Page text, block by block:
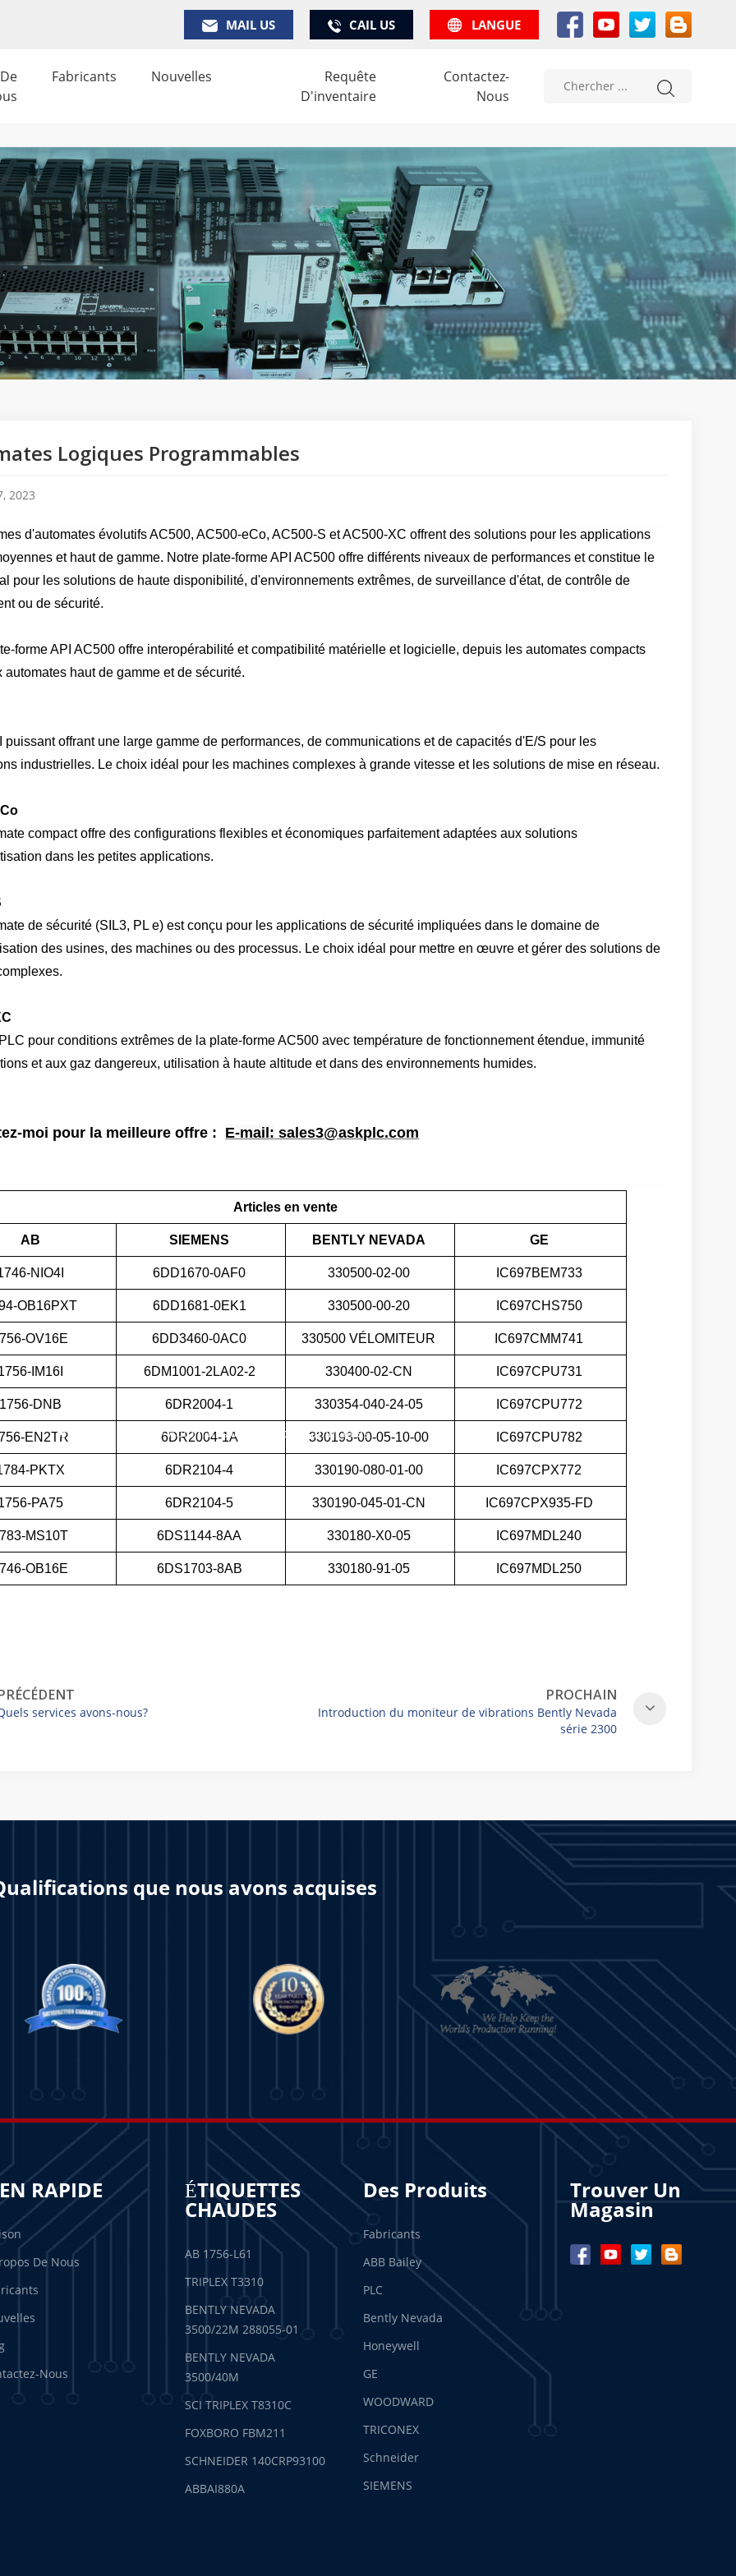
MAIL US CAIL US LANGUE
Fabricants Nouvelles
Requête
D'inventaire
Contactez-
Nous
/ Automates logiques programmables
Logiques Programmables
2023
d'automates évolutifs AC500, AC500-eCo, AC500-S et AC500-XC offrent des solutions pour les applications
et haut de gamme. Notre plate-forme API AC500 offre différents niveaux de performances et constitue le
pour les solutions de haute disponibilité, d'environnements extrêmes, de surveillance d'état, de contrôle de
ou de sécurité.
forme API AC500 offre interopérabilité et compatibilité matérielle et logicielle, depuis les automates compacts
automates haut de gamme et de sécurité.
puissant offrant une large gamme de performances, de communications et de capacités d'E/S pour les
industrielles. Le choix idéal pour les machines complexes à grande vitesse et les solutions de mise en réseau.
compact offre des configurations flexibles et économiques parfaitement adaptées aux solutions
dans les petites applications.
de sécurité (SIL3, PL e) est conçu pour les applications de sécurité impliquées dans le domaine de
des usines, des machines ou des processus. Le choix idéal pour mettre en œuvre et gérer des solutions de
pour conditions extrêmes de la plate-forme AC500 avec température de fonctionnement étendue, immunité
et aux gaz dangereux, utilisation à haute altitude et dans des environnements humides.
moi pour la meilleure offre : E-mail: sales3@askplc.com
Articles en vente
AB SIEMENS BENTLY NEVADA GE
NIO4I 6DD1670-0AF0 330500-02-00 IC697BEM733
OB16PXT 6DD1681-0EK1 330500-00-20 IC697CHS750
OV16E 6DD3460-0AC0 330500 VÉLOMITEUR IC697CMM741
IM16I 6DM1001-2LA02-2 330400-02-CN IC697CPU731
DNB 6DR2004-1 330354-040-24-05 IC697CPU772
EN2TR 6DR2004-1A 330193-00-05-10-00 IC697CPU782
PKTX 6DR2104-4 330190-080-01-00 IC697CPX772
PA75 6DR2104-5 330190-045-01-CN IC697CPX935-FD
MS10T 6DS1144-8AA 330180-X0-05 IC697MDL240
OB16E 6DS1703-8AB 330180-91-05 IC697MDL250
services avons-nous?
PROCHAIN
Introduction du moniteur de vibrations Bently Nevada
série 2300
que nous avons acquises
RAPIDE
De Nous
Nous
ÉTIQUETTES
CHAUDES
AB 1756-L61
TRIPLEX T3310
BENTLY NEVADA
3500/22M 288055-01
BENTLY NEVADA
3500/40M
SCI TRIPLEX T8310C
FOXBORO FBM211
SCHNEIDER 140CRP93100
ABBAI880A
Des Produits
Fabricants
ABB Bailey
PLC
Bently Nevada
Honeywell
GE
WOODWARD
TRICONEX
Schneider
SIEMENS
Trouver Un
Magasin